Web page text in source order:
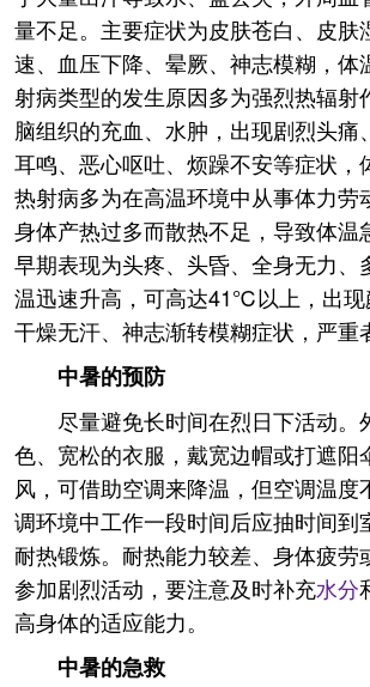
量不足。主要症状为皮肤苍白、皮肤
速、血压下降、晕厥、神志模糊，体
射病类型的发生原因多为强烈热辐射
脑组织的充血、水肿，出现剧烈头痛
耳鸣、恶心呕吐、烦躁不安等症状，
热射病多为在高温环境中从事体力劳
身体产热过多而散热不足，导致体温
早期表现为头疼、头昏、全身无力、
温迅速升高，可高达41℃以上，出
干燥无汗、神志渐转模糊症状，严重
中暑的预防
尽量避免长时间在烈日下活动。
色、宽松的衣服，戴宽边帽或打遮阳
风，可借助空调来降温，但空调温度
调环境中工作一段时间后应抽时间到
耐热锻炼。耐热能力较差、身体疲劳
参加剧烈活动，要注意及时补充水分
高身体的适应能力。
中暑的急救